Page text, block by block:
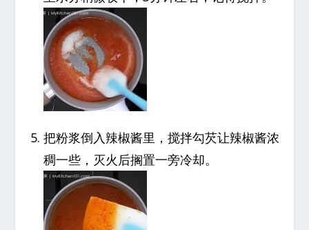
把粉浆倒入辣椒酱里，搅拌勾芡让辣椒酱浓
稠一些，灭火后搁置一旁冷却。